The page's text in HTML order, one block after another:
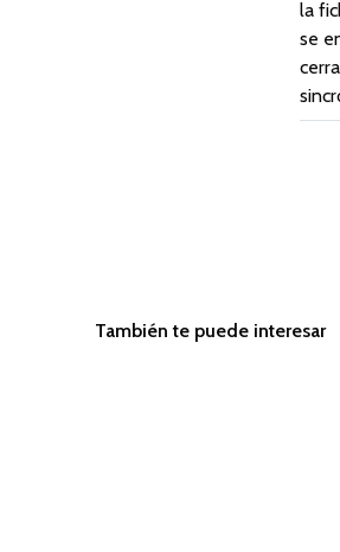
la
se
También te puede interesar